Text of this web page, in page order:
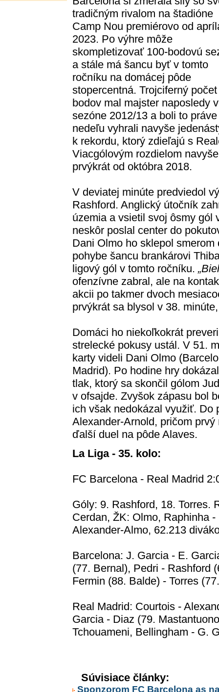
tradičným rivalom na štadióne
Camp Nou premiérovo od
2023. Po výhre môže
skompletizovať 100-bodovú
a stále má šancu byť v tomto
ročníku na domácej pôde
stopercentná. Trojciferný počet
bodov mal majster naposledy v
sezóne 2012/13 a boli to
nedeľu vyhrali navyše
k rekordu, ktorý zdieľajú s
Viacgólovým rozdielom
prvýkrát od októbra 2018.
V deviatej minúte predviedol
Rashford. Anglický útočník
územia a vsietil svoj ôsmy gól
neskôr poslal center do
Dani Olmo ho sklepol
pohybe šancu brankárovi
ligový gól v tomto ročníku.
ofenzívne zabral, ale na
akcii po takmer dvoch
prvýkrát sa blysol v 38.
Domáci ho niekoľkokrát
strelecké pokusy ustál. V 51.
karty videli Dani Olmo
Madrid). Po hodine hry
tlak, ktorý sa skončil gólom
v ofsajde. Zvyšok zápasu bol
ich však nedokázal využiť. Do
Alexander-Arnold, pričom
ďalší duel na pôde Alaves.
La Liga - 35. kolo:
FC Barcelona - Real Madrid
Góly: 9. Rashford, 18. Torres.
Cerdan, ŽK: Olmo, Raphinha
Alexander-Almo, 62.213
Barcelona: J. Garcia - E.
(77. Bernal), Pedri - Rashford
Fermin (88. Balde) - Torres
Real Madrid: Courtois -
Garcia - Diaz (79.
Tchouameni, Bellingham - G.
Súvisiace články:
Sponzorom FC Barcelona as